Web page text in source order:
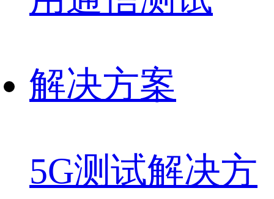
解决方案
5G测试解决方